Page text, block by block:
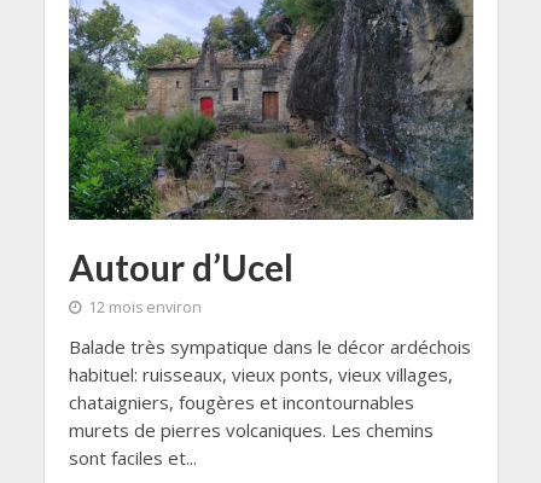
Autour d’Ucel
12 mois environ
Balade très sympatique dans le décor ardéchois
habituel: ruisseaux, vieux ponts, vieux villages,
chataigniers, fougères et incontournables
murets de pierres volcaniques. Les chemins
sont faciles et...